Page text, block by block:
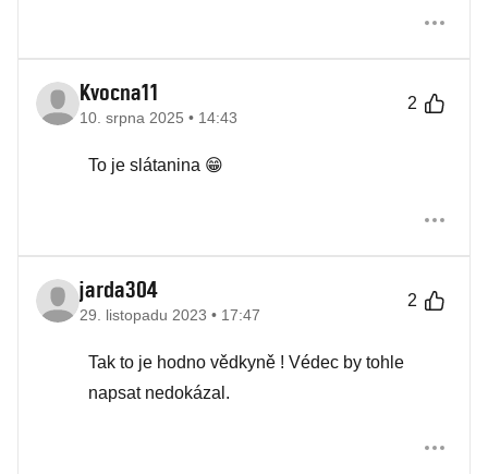
Kvocna11
10. srpna 2025 • 14:43
2
To je slátanina 😁
jarda304
29. listopadu 2023 • 17:47
2
Tak to je hodno vědkyně ! Védec by tohle
napsat nedokázal.